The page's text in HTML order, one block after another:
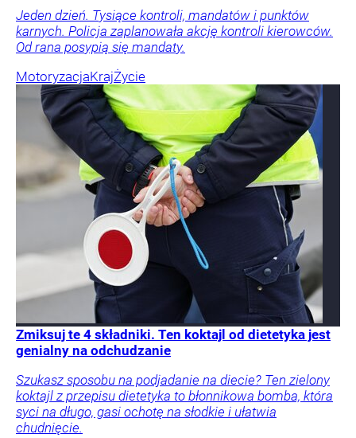
Jeden dzień. Tysiące kontroli, mandatów i punktów
karnych. Policja zaplanowała akcję kontroli kierowców.
Od rana posypią się mandaty.
MotoryzacjaKrajŻycie
Zmiksuj te 4 składniki. Ten koktajl od dietetyka jest
genialny na odchudzanie
Szukasz sposobu na podjadanie na diecie? Ten zielony
koktajl z przepisu dietetyka to błonnikowa bomba, która
syci na długo, gasi ochotę na słodkie i ułatwia
chudnięcie.